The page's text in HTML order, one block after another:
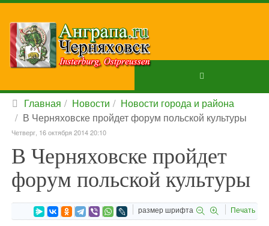
Главная Новости
Новости города и района
В Черняховске пройдет форум польской культуры
Четверг, 16 октября 2014 20:10
В Черняховске пройдет
форум польской культуры
размер шрифта Печать